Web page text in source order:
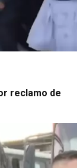
reclamo de